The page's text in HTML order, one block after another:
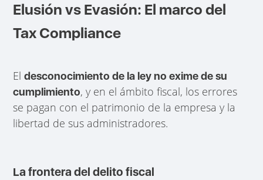
Elusión vs Evasión: El marco del
Tax Compliance
Eldesconocimiento de la ley no exime de su
cumplimiento, y en el ámbito fiscal, los errores
se pagan con el patrimonio de la empresa y la
libertad de sus administradores.
La frontera del delito fiscal